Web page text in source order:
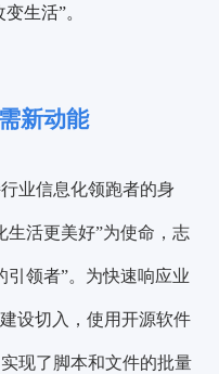
生活”。
新动能
业信息化领跑者的身
生活更美好”为使命，志
引领者”。为快速响应业
设切入，使用开源软件
现了脚本和文件的批量